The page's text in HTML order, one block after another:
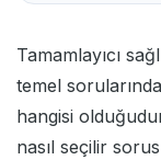
Tamamlayıcı
temel
hangisi
nasıl seçilir